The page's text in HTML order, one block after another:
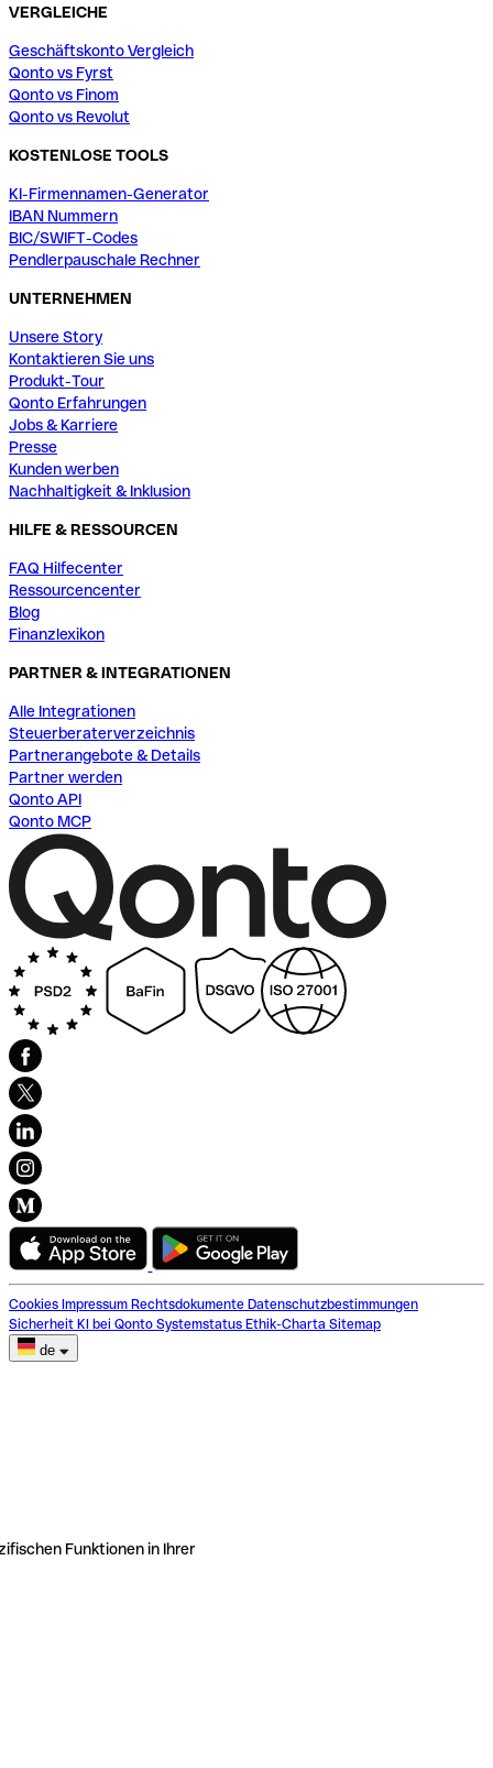
VERGLEICHE
Geschäftskonto Vergleich
Qonto vs Fyrst
Qonto vs Finom
Qonto vs Revolut
KOSTENLOSE TOOLS
KI-Firmennamen-Generator
IBAN Nummern
BIC/SWIFT-Codes
Pendlerpauschale Rechner
UNTERNEHMEN
Unsere Story
Kontaktieren Sie uns
Produkt-Tour
Qonto Erfahrungen
Jobs & Karriere
Presse
Kunden werben
Nachhaltigkeit & Inklusion
HILFE & RESSOURCEN
FAQ Hilfecenter
Ressourcencenter
Blog
Finanzlexikon
PARTNER & INTEGRATIONEN
Alle Integrationen
Steuerberaterverzeichnis
Partnerangebote & Details
Partner werden
Qonto API
Qonto MCP
Cookies Impressum Rechtsdokumente Datenschutzbestimmungen
Sicherheit KI bei Qonto Systemstatus Ethik-Charta Sitemap
de
Funktionen in Ihrer